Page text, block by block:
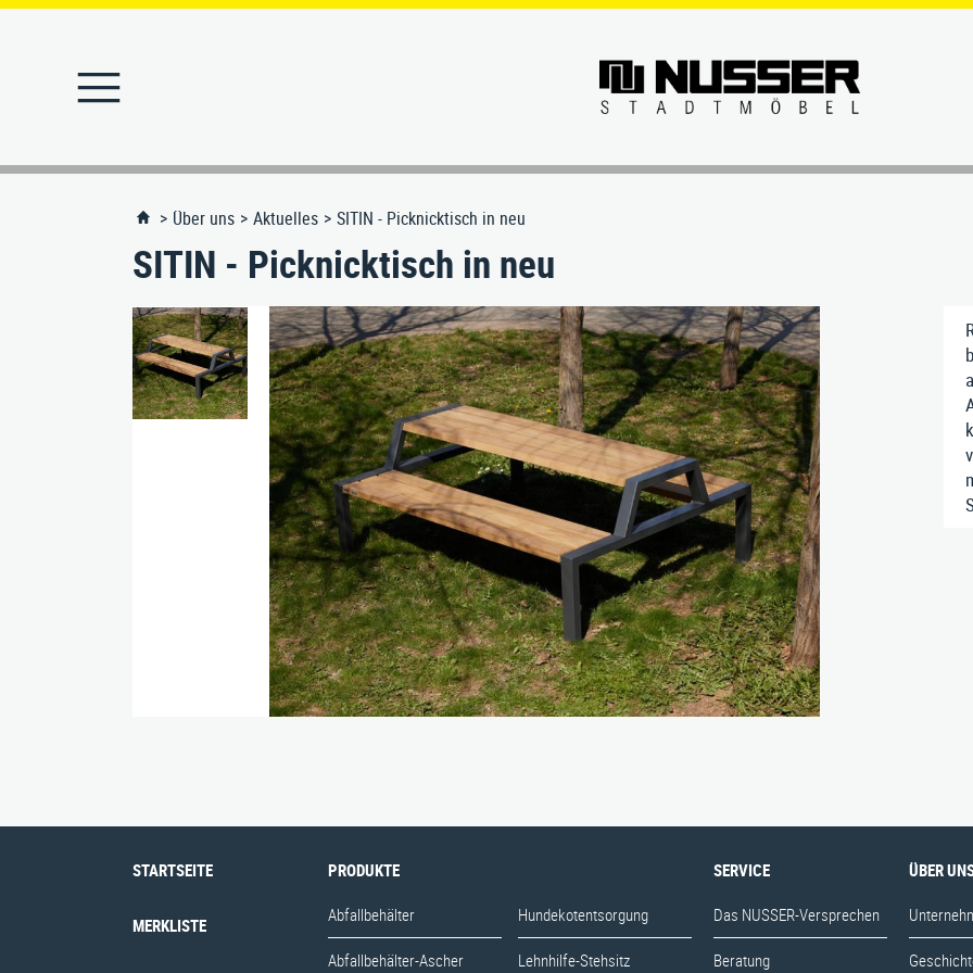
STARTSEITE
MERKLISTE
REFERENZEN
PRODUKTE
Abfallbehälter
Abfallbehälter-Ascher
Absperrpfosten
Angebote
Ascher
Bänke
Bankauflagen
Fahrradständer
Hundekotentsorgung
Lehnhilfe-Stehsitz
Liegen
Pflanztröge
Rund-Vieleckbänke
Sitzgruppen
Tische
Zubehör
Beratung
Materialien
Einbau & Montage
Pflege & Wartung
BIM-Daten
Downloads
Unsere
Aktuelles
Über uns Aktuelles SITIN - Picknicktisch in neu
SITIN - Picknicktisch in neu
STARTSEITE
MERKLISTE
PRODUKTE
Abfallbehälter
Abfallbehälter-Ascher
Hundekotentsorgung
Lehnhilfe-Stehsitz
SERVICE
Das NUSSER-Versprechen
Beratung
ÜBER